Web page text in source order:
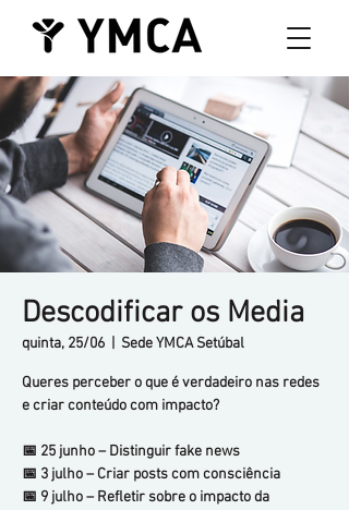
Descodificar os Media
quinta, 25/06 Sede YMCA Setúbal
Queres perceber o que é verdadeiro nas redes
e criar conteúdo com impacto?
📅 25 junho – Distinguir fake news
📅 3 julho – Criar posts com consciência
📅 9 julho – Refletir sobre o impacto da